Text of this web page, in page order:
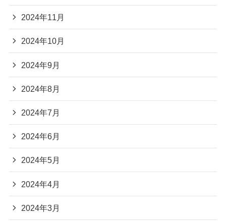
2024年11月
2024年10月
2024年9月
2024年8月
2024年7月
2024年6月
2024年5月
2024年4月
2024年3月